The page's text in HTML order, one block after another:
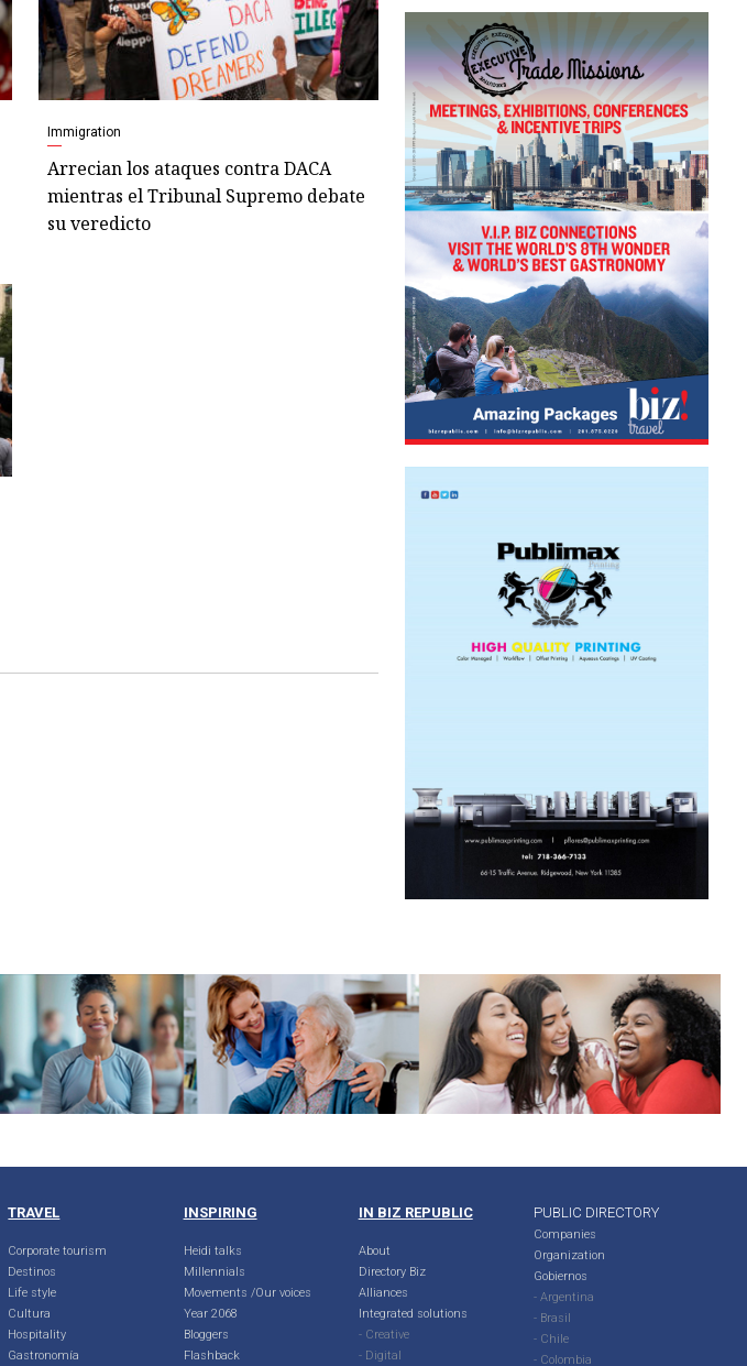
Immigration
Arrecian los ataques contra DACA
mientras el Tribunal Supremo debate
su veredicto
TRAVEL
Corporate tourism
Destinos
Life style
Cultura
Hospitality
Gastronomía
INSPIRING
Heidi talks
Millennials
Movements /Our voices
Year 2068
Bloggers
Flashback
IN BIZ REPUBLIC
About
Directory Biz
Alliances
Integrated solutions
- Creative
- Digital
PUBLIC DIRECTORY
Companies
Organization
Gobiernos
- Argentina
- Brasil
- Chile
- Colombia